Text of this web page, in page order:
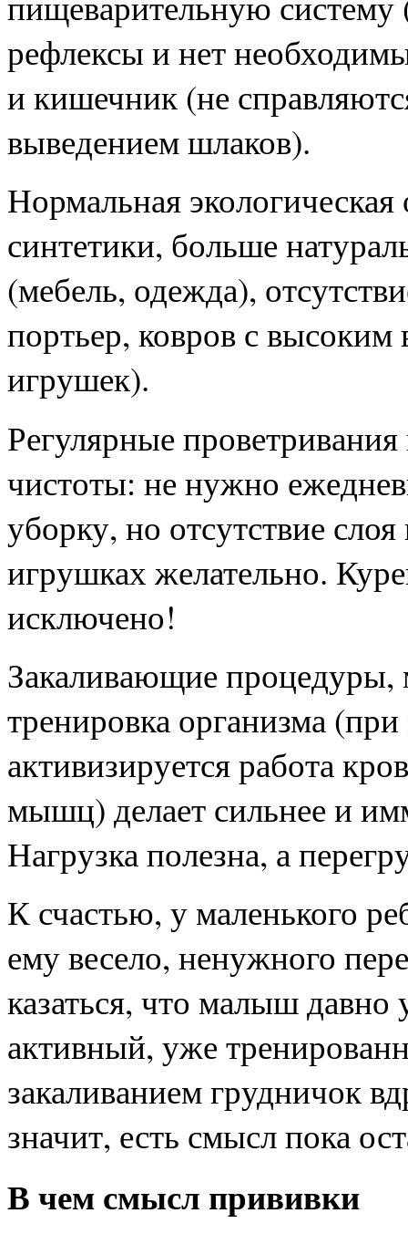
рефлексы и нет
и кишечник (не
выведением шлаков).
Нормальная
синтетики, больше
(мебель, одежда),
портьер, ковров с
игрушек).
Регулярные
чистоты: не нужно
уборку, но отсутствие
игрушках желательно.
исключено!
Закаливающие процедуры,
тренировка организма
активизируется работа
мышц) делает сильнее и
Нагрузка полезна, а
К счастью, у маленького
ему весело, ненужного
казаться, что малыш
активный, уже
закаливанием грудничок
значит, есть смысл пока
В чем смысл прививки